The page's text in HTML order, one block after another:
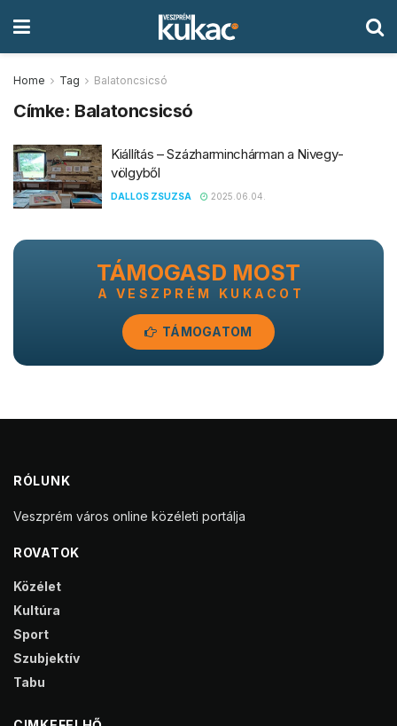
Home Tag Balatoncsicsó
Címke: Balatoncsicsó
Kiállítás – Százharminchárman a Nivegy-
völgyből
DALLOS ZSUZSA 2025.06.04.
TÁMOGASD MOST
A VESZPRÉM KUKACOT
TÁMOGATOM
RÓLUNK
Veszprém város online közéleti portálja
ROVATOK
Közélet
Kultúra
Sport
Szubjektív
Tabu